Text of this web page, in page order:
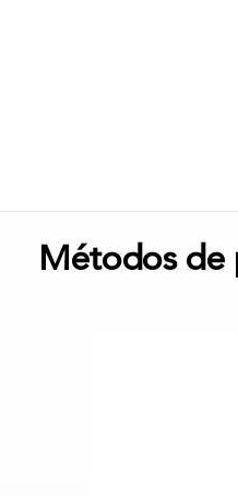
Métodos de